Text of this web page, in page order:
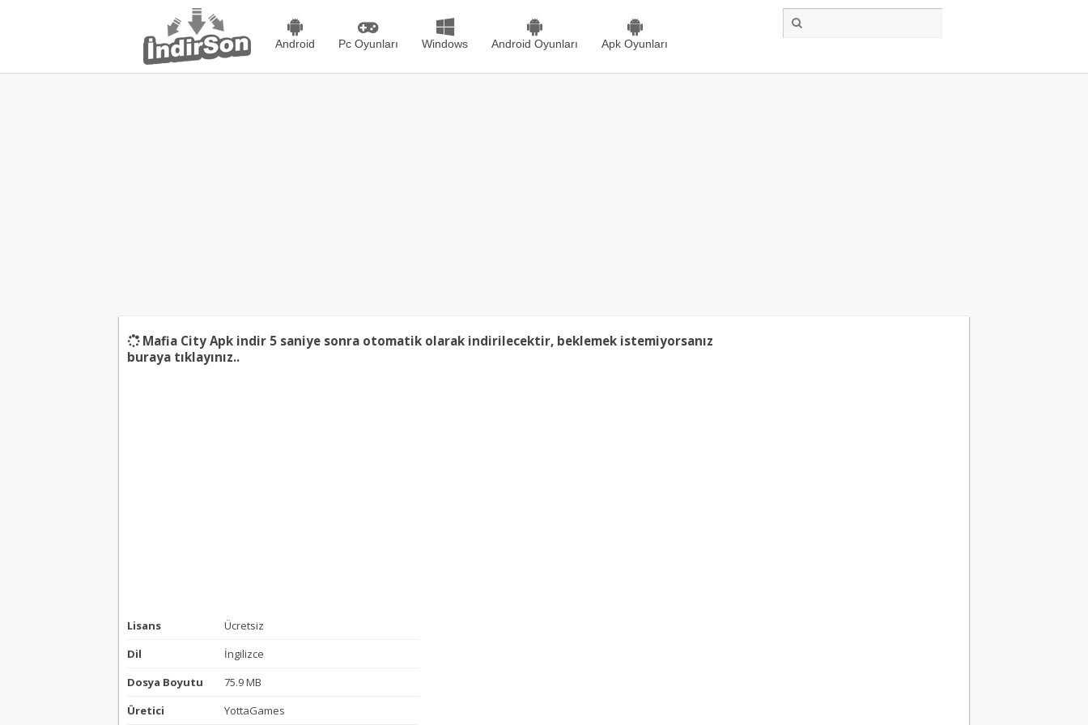
Android Pc Oyunları Windows Android Oyunları Apk Oyunları
Mafia City Apk indir 5 saniye sonra otomatik olarak indirilecektir, beklemek istemiyorsanız
buraya tıklayınız..
Lisans
Ücretsiz
Dil
İngilizce
Dosya Boyutu
75.9 MB
Üretici
YottaGames